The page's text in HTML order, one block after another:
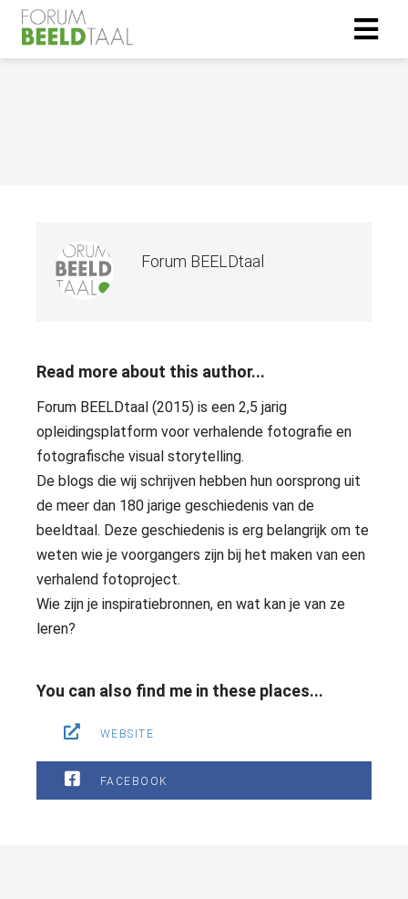
Forum BEELDtaal
Read more about this author...
Forum BEELDtaal (2015) is een 2,5 jarig
opleidingsplatform voor verhalende fotografie en
fotografische visual storytelling.
De blogs die wij schrijven hebben hun oorsprong uit
de meer dan 180 jarige geschiedenis van de
beeldtaal. Deze geschiedenis is erg belangrijk om te
weten wie je voorgangers zijn bij het maken van een
verhalend fotoproject.
Wie zijn je inspiratiebronnen, en wat kan je van ze
leren?
You can also find me in these places...
WEBSITE
FACEBOOK